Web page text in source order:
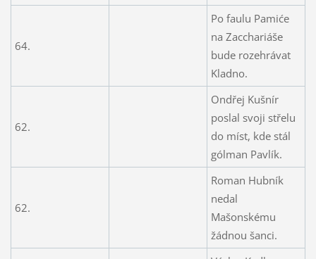
64.
Po faulu Pamiće
na Zacchariáše
bude rozehrávat
Kladno.
62.
Ondřej Kušnír
poslal svoji střelu
do míst, kde stál
gólman Pavlík.
62.
Roman Hubník
nedal
Mašonskému
žádnou šanci.